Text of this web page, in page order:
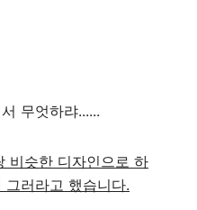
무엇하랴......
비슷한 디자인으로 하
러라고 했습니다.